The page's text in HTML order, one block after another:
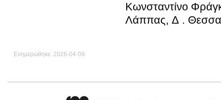
Κωνσταντίνο
Λάππας, Δ .
Ενημερώθηκε: 2026-04-09